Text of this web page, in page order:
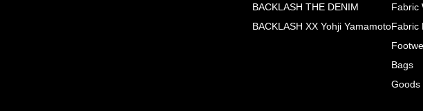
BACKLASH THE DENIM
BACKLASH XX Yohji Yamamoto
Fabric
Fabric
Bags
Goods